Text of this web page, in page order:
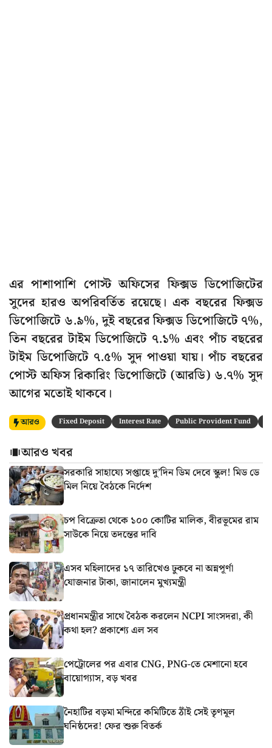
এর পাশাপাশি পোস্ট অফিসের ফিক্সড ডিপোজিটের
সুদের হারও অপরিবর্তিত রয়েছে। এক বছরের ফিক্সড
ডিপোজিটে ৬.৯%, দুই বছরের ফিক্সড ডিপোজিটে ৭%,
তিন বছরের টাইম ডিপোজিটে ৭.১% এবং পাঁচ বছরের
টাইম ডিপোজিটে ৭.৫% সুদ পাওয়া যায়। পাঁচ বছরের
পোস্ট অফিস রিকারিং ডিপোজিটে (আরডি) ৬.৭% সুদ
আগের মতোই থাকবে।
আরও Fixed Deposit Interest Rate Public Provident Fund
আরও খবর
সরকারি সাহায্যে সপ্তাহে দু’দিন ডিম দেবে স্কুল! মিড ডে
মিল নিয়ে বৈঠকে নির্দেশ
চপ বিক্রেতা থেকে ১০০ কোটির মালিক, বীরভূমের রাম
সাউকে নিয়ে তদন্তের দাবি
এসব মহিলাদের ১৭ তারিখেও ঢুকবে না অন্নপূর্ণা
যোজনার টাকা, জানালেন মুখ্যমন্ত্রী
প্রধানমন্ত্রীর সাথে বৈঠক করলেন NCPI সাংসদরা, কী
কথা হল? প্রকাশ্যে এল সব
পেট্রোলের পর এবার CNG, PNG-তে মেশানো হবে
বায়োগ্যাস, বড় খবর
নৈহাটির বড়মা মন্দিরে কমিটিতে ঠাঁই সেই তৃণমূল
ঘনিষ্ঠদের! ফের শুরু বিতর্ক